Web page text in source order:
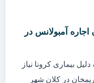
آمبولانس در
بیماری کرونا نیاز
در کلان شهر